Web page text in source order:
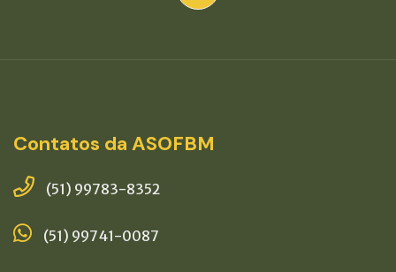
Contatos da ASOFBM
(51) 99783-8352
(51) 99741-0087